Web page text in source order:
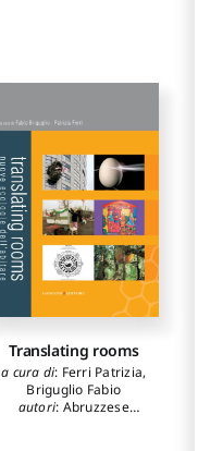
Translating rooms
a cura di: Ferri Patrizia,
Briguglio Fabio
autori: Abruzzese